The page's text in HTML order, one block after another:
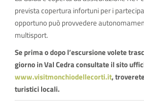
prevista copertura infortuni per i
opportuno può provvedere
multisport.
Se prima o dopo l’escursione volete
giorno in Val Cedra consultate il sito
www.visitmonchiodellecorti.it,
turistici locali.